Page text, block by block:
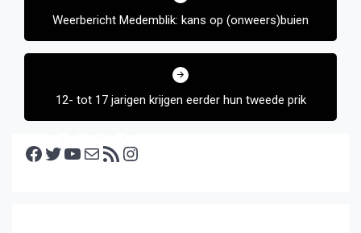
Weerbericht Medemblik: kans op (onweers)buien
12- tot 17 jarigen krijgen eerder hun tweede prik
Facebook Twitter YouTube E-mail RSS feed